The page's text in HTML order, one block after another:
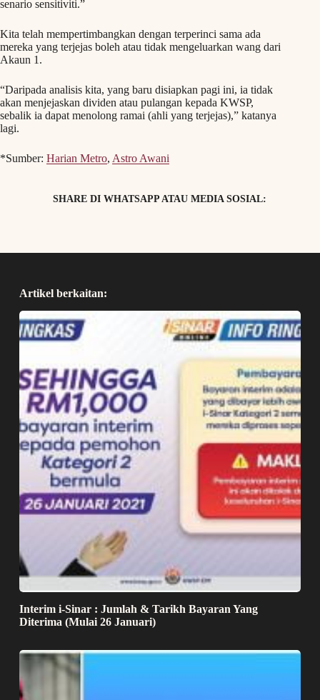
senario sensitiviti.”
Kita telah mempertimbangkan dengan terperinci sama ada
mereka yang terjejas boleh atau tidak mengeluarkan wang dari
Akaun 1.
“Daripada analisis kita, yang baru disiapkan pagi ini, ia tidak
akan menjejaskan dividen atau pulangan kepada KWSP,
sebalik ia dapat menolong ramai (ahli yang terjejas),” katanya
lagi.
*Sumber: Harian Metro, Astro Awani
SHARE DI WHATSAPP ATAU MEDIA SOSIAL:
Artikel berkaitan:
Interim i-Sinar : Jumlah & Tarikh Bayaran Yang
Diterima (Mulai 26 Januari)